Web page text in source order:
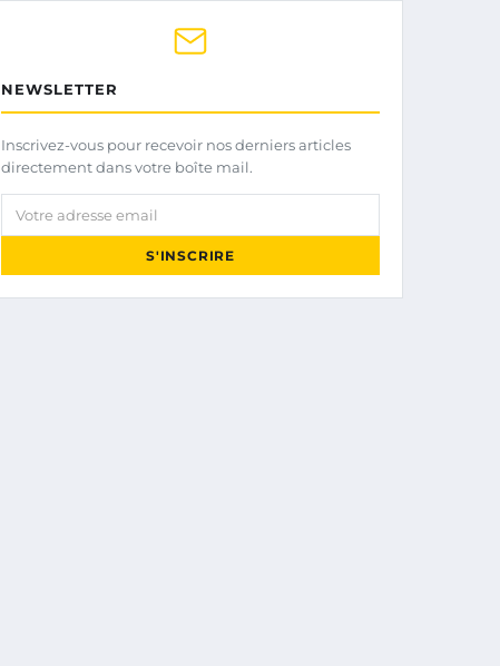
NEWSLETTER
Inscrivez-vous pour recevoir nos derniers articles
directement dans votre boîte mail.
Votre adresse email
S'INSCRIRE